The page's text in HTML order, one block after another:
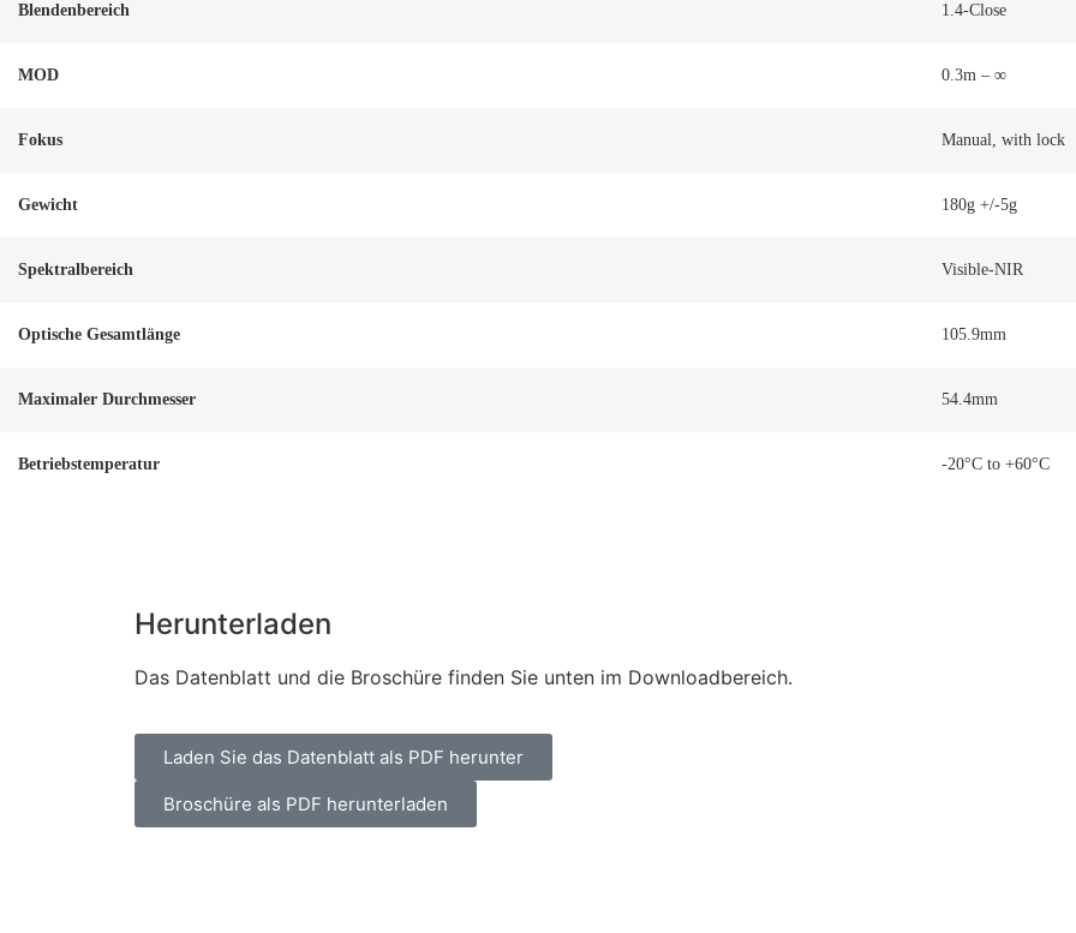
Blendenbereich 1.4-Close
MOD 0.3m – ∞
Fokus Manual, with lock
Gewicht 180g +/-5g
Spektralbereich Visible-NIR
Optische Gesamtlänge 105.9mm
Maximaler Durchmesser 54.4mm
Betriebstemperatur -20°C to +60°C
Herunterladen
Das Datenblatt und die Broschüre finden Sie unten im Downloadbereich.
Laden Sie das Datenblatt als PDF herunter
Broschüre als PDF herunterladen